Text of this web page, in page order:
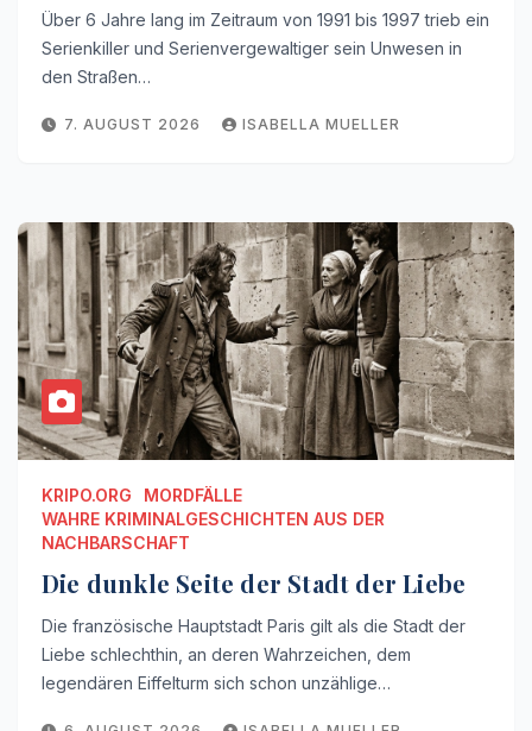
Über 6 Jahre lang im Zeitraum von 1991 bis 1997 trieb ein
Serienkiller und Serienvergewaltiger sein Unwesen in
den Straßen…
7. AUGUST 2026 ISABELLA MUELLER
KRIPO.ORG
MORDFÄLLE
WAHRE KRIMINALGESCHICHTEN AUS DER
NACHBARSCHAFT
Die dunkle Seite der Stadt der Liebe
Die französische Hauptstadt Paris gilt als die Stadt der
Liebe schlechthin, an deren Wahrzeichen, dem
legendären Eiffelturm sich schon unzählige…